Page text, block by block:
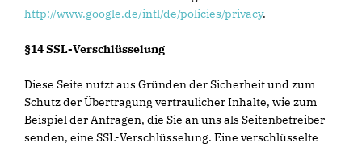
http://www.google.de/intl/de/policies/privacy.
§14 SSL-Verschlüsselung
Diese Seite nutzt aus Gründen der Sicherheit und zum
Schutz der Übertragung vertraulicher Inhalte, wie zum
Beispiel der Anfragen, die Sie an uns als Seitenbetreiber
senden, eine SSL-Verschlüsselung. Eine verschlüsselte